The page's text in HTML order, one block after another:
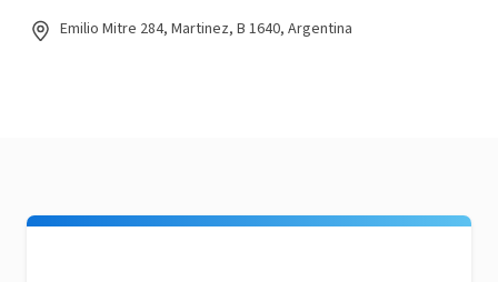
Emilio Mitre 284, Martinez, B 1640, Argentina